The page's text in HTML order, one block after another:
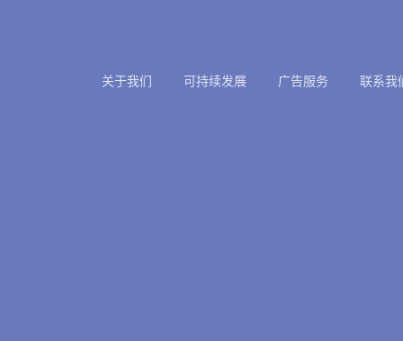
关于我们 可持续发展 广告服务 联系我